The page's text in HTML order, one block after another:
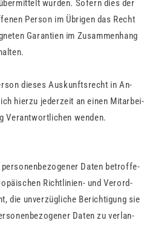
wur­den. So­fern dies der
Per­son im Üb­ri­gen das Recht
Ga­ran­ti­en im Zu­sam­men­hang
die­ses Aus­kunfts­recht in An­
hier­zu je­der­zeit an einen Mit­ar­bei­
Ver­ant­wort­li­chen wen­den.
per­so­nen­be­zo­ge­ner Daten be­trof­fe­
Richt­li­ni­en- und Ver­ord­
die un­ver­züg­li­che Be­rich­ti­gung sie
Daten zu ver­lan­